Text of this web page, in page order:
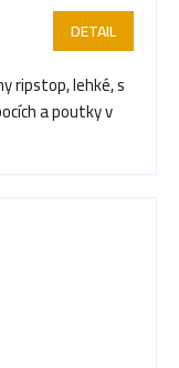
DETAIL
ripstop, lehké, s
a poutky v